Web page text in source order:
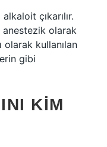
çıkarılır.
olarak
olarak kullanılan
gibi
KIM